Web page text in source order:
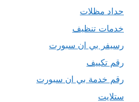
حداد مظلات
خدمات تنظيف
رسيفر بي ان سبورت
رقم تكييف
رقم خدمة بي ان سبورت
ستلايت